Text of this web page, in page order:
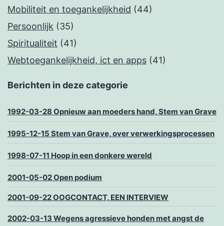
Mobiliteit en toegankelijkheid (44)
Persoonlijk (35)
Spiritualiteit (41)
Webtoegankelijkheid, ict en apps (41)
Berichten in deze categorie
1992-03-28 Opnieuw aan moeders hand, Stem van Grave
1995-12-15 Stem van Grave, over verwerkingsprocessen
1998-07-11 Hoop in een donkere wereld
2001-05-02 Open podium
2001-09-22 OOGCONTACT, EEN INTERVIEW
2002-03-13 Wegens agressieve honden met angst de